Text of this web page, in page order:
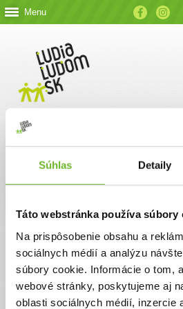
Súhlas Detaily
Táto webstránka používa súbory
Na prispôsobenie obsahu a
sociálnych médií a analýzu
súbory cookie. Informácie o tom,
webové stránky, poskytujeme aj
oblasti sociálnych médií, inzercie
Menu
Kontaktné údaje
V prípade akýchkoľvek otázok nás
emailom, alebo telefonicky.
ĽUDIA ĽUĎOM, n. o.